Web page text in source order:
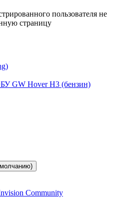
пользователя не
страницу
GW Hover H3 (бензин)
Community